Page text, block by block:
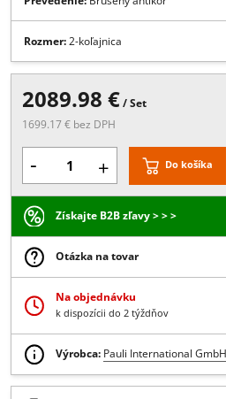
Popis: špeciálny dizajn sprchového
Viac
Prevedenie:Brúsený antikor
2089.98 €
1699.17 € bez DPH
- +
Získajte B2B zľavy > > >
Otázka na tovar